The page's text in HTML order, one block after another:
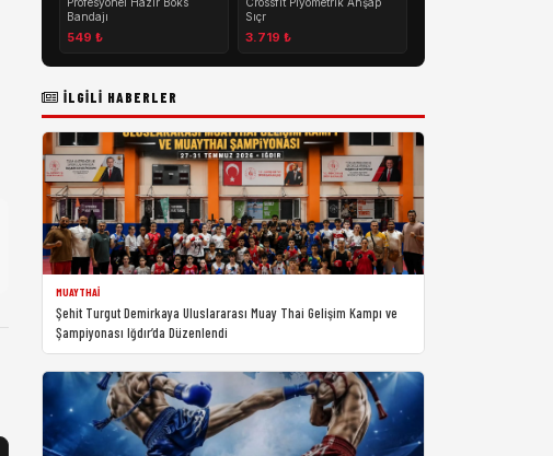
Bandajı
549 ₺
Sıçr
3.719 ₺
İLGILI HABERLER
MUAYTHAI
Şehit Turgut Demirkaya Uluslararası Muay Thai Gelişim Kampı ve
Şampiyonası Iğdır’da Düzenlendi